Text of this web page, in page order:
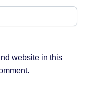
website in this